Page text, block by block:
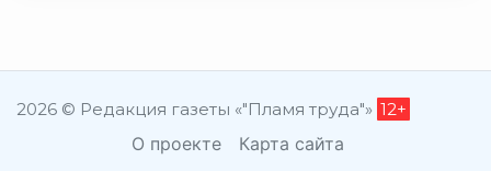
2026 © Редакция газеты «"Пламя труда"» 12+
О проекте Карта сайта